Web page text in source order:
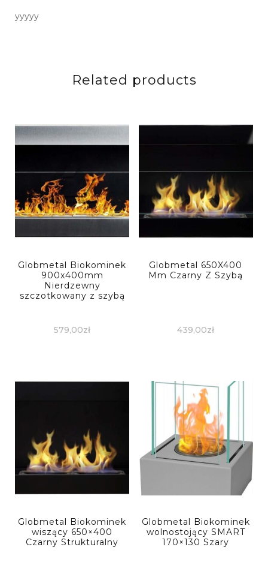
yyyyy
Related products
Globmetal Biokominek
900x400mm
Nierdzewny
szczotkowany z szybą
579,00zł
Globmetal 650X400
Mm Czarny Z Szybą
439,00zł
Globmetal Biokominek
wiszący 650×400
Czarny Strukturalny
Globmetal Biokominek
wolnostojący SMART
170×130 Szary